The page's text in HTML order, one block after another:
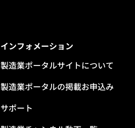
インフォメーション
製造業ポータルサイトについて
製造業ポータルの掲載お申込み
サポート